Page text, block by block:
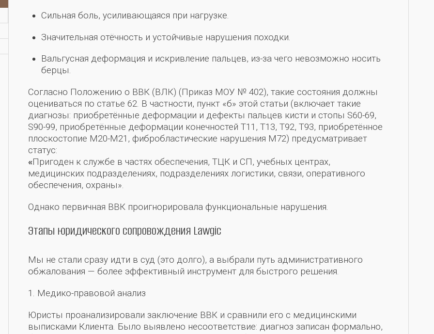
Сильная боль, усиливающаяся при нагрузке.
Значительная отёчность и устойчивые нарушения походки.
Вальгусная деформация и искривление пальцев, из-за чего невозможно носить
берцы.
Согласно Положению о ВВК (ВЛК) (Приказ МОУ № 402), такие состояния должны
оцениваться по статье 62. В частности, пункт «б» этой статьи (включает такие
диагнозы: приобретённые деформации и дефекты пальцев кисти и стопы S60-69,
S90-99, приобретённые деформации конечностей Т11, Т13, Т92, Т93, приобретённое
плоскостопие М20-М21, фибробластические нарушения М72) предусматривает
статус:
«Пригоден к службе в частях обеспечения, ТЦК и СП, учебных центрах,
медицинских подразделениях, подразделениях логистики, связи, оперативного
обеспечения, охраны».
Однако первичная ВВК проигнорировала функциональные нарушения.
Этапы юридического сопровождения Lawgic
Мы не стали сразу идти в суд (это долго), а выбрали путь административного
обжалования — более эффективный инструмент для быстрого решения.
1. Медико-правовой анализ
Юристы проанализировали заключение ВВК и сравнили его с медицинскими
выписками Клиента. Было выявлено несоответствие: диагноз записан формально,